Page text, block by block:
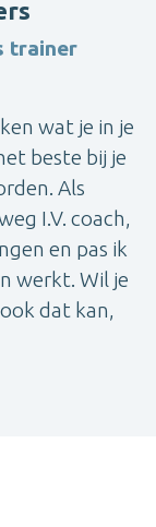
trainer
wat je in je
beste bij je
Als
I.V. coach,
en pas ik
werkt. Wil je
dat kan,